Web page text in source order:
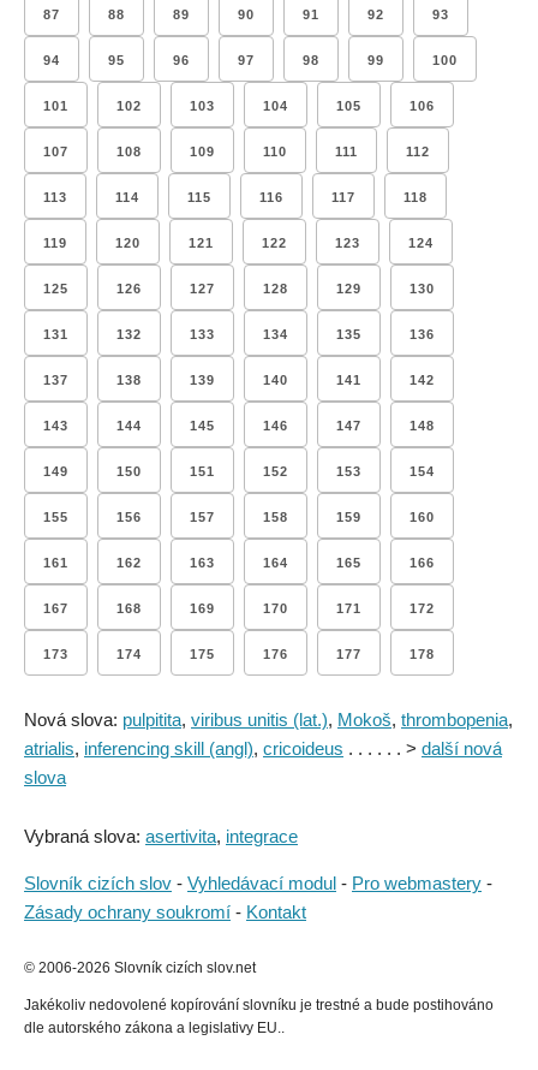
87 88 89 90 91 92 93
94 95 96 97 98 99 100
101 102 103 104 105 106
107 108 109 110 111 112
113 114 115 116 117 118
119 120 121 122 123 124
125 126 127 128 129 130
131 132 133 134 135 136
137 138 139 140 141 142
143 144 145 146 147 148
149 150 151 152 153 154
155 156 157 158 159 160
161 162 163 164 165 166
167 168 169 170 171 172
173 174 175 176 177 178
Nová slova: pulpitita, viribus unitis (lat.), Mokoš, thrombopenia,
atrialis, inferencing skill (angl), cricoideus . . . . . . > další nová
slova
Vybraná slova: asertivita, integrace
Slovník cizích slov - Vyhledávací modul - Pro webmastery -
Zásady ochrany soukromí - Kontakt
© 2006-2026 Slovník cizích slov.net
Jakékoliv nedovolené kopírování slovníku je trestné a bude postihováno
dle autorského zákona a legislativy EU..